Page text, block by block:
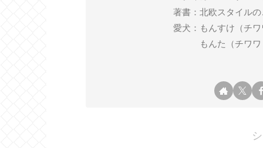
著書：北欧スタイル
愛犬：もんすけ（チ
もんた（チワワ ♂